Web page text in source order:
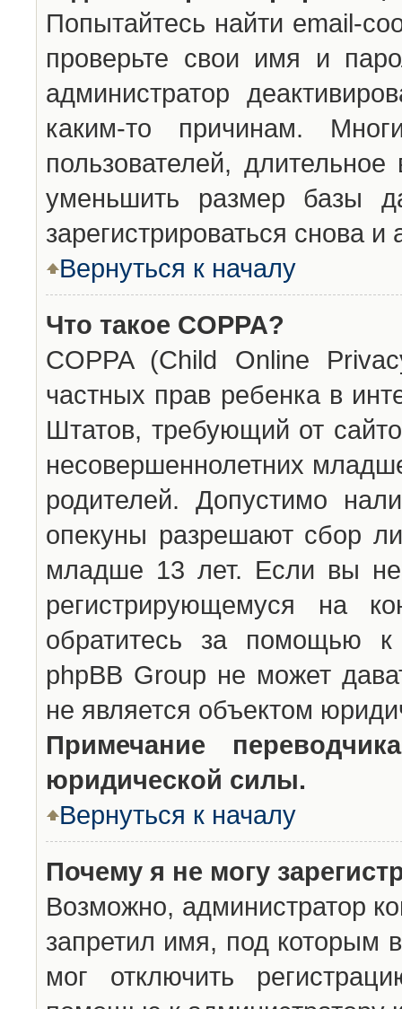
Попытайтесь найти email-
проверьте свои имя и
администратор
каким-то причинам.
пользователей,
уменьшить размер базы
зарегистрироваться снова и
Вернуться к началу
Что такое COPPA?
COPPA (Child Online
частных прав ребенка в
Штатов, требующий от
несовершеннолетних
родителей. Допустимо
опекуны разрешают сбор
младше 13 лет. Если вы
регистрирующемуся на
обратитесь за помощью к
phpBB Group не может
не является объектом
Примечание
юридической силы.
Вернуться к началу
Почему я не могу
Возможно, администратор
запретил имя, под которым
мог отключить